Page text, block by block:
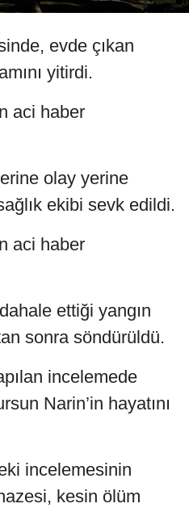
evde çıkan
yitirdi.
olay yerine
ekibi sevk edildi.
ettiği yangın
sonra söndürüldü.
incelemede
Narin’in hayatını
incelemesinin
kesin ölüm